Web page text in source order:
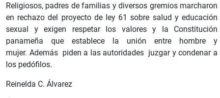
Religiosos, padres de familias y diversos gremios marcharon
en rechazo del proyecto de ley 61 sobre salud y educación
sexual y exigen respetar los valores y la Constitución
panameña que establece la unión entre hombre y
mujer. Además piden a las autoridades juzgar y condenar a
los pedófilos.
Reinelda C. Álvarez